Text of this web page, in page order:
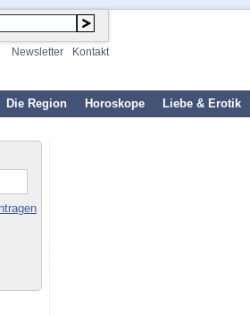
Newsletter Kontakt
Die Region Horoskope Liebe & Erotik